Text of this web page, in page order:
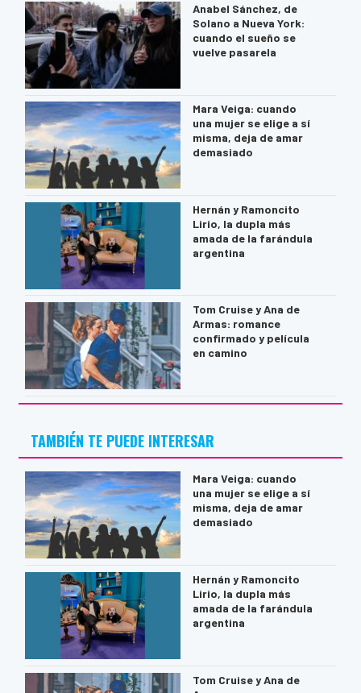
Anabel Sánchez, de
Solano a Nueva York:
cuando el sueño se
vuelve pasarela
Mara Veiga: cuando
una mujer se elige a sí
misma, deja de amar
demasiado
Hernán y Ramoncito
Lirio, la dupla más
amada de la farándula
argentina
Tom Cruise y Ana de
Armas: romance
confirmado y película
en camino
TAMBIÉN TE PUEDE INTERESAR
Mara Veiga: cuando
una mujer se elige a sí
misma, deja de amar
demasiado
Hernán y Ramoncito
Lirio, la dupla más
amada de la farándula
argentina
Tom Cruise y Ana de